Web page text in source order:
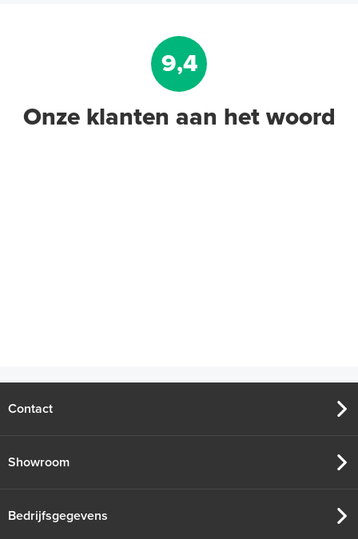
9,4
Onze klanten aan het woord
Contact
Showroom
Bedrijfsgegevens